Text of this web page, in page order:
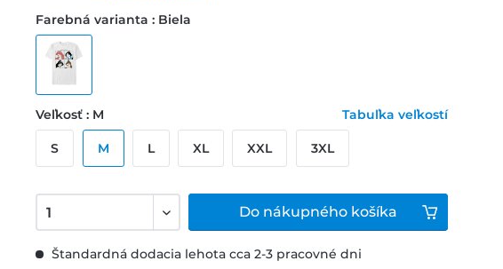
Štandardná dodacia lehota cca 2-3 pracovné dni
Farebná varianta : Biela
Veľkosť : M Tabuľka veľkostí
S M L XL XXL 3XL
Do nákupného košíka